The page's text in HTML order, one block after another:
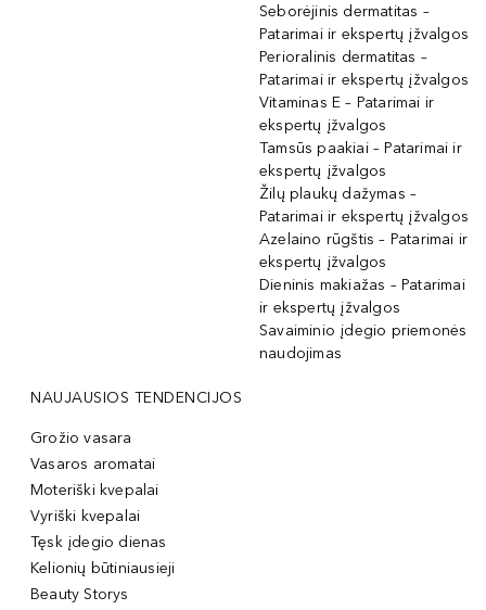
Seborėjinis dermatitas –
Patarimai ir ekspertų įžvalgos
Perioralinis dermatitas –
Patarimai ir ekspertų įžvalgos
Vitaminas E – Patarimai ir
ekspertų įžvalgos
Tamsūs paakiai – Patarimai ir
ekspertų įžvalgos
Žilų plaukų dažymas –
Patarimai ir ekspertų įžvalgos
Azelaino rūgštis – Patarimai ir
ekspertų įžvalgos
Dieninis makiažas – Patarimai
ir ekspertų įžvalgos
Savaiminio įdegio priemonės
naudojimas
NAUJAUSIOS TENDENCIJOS
Grožio vasara
Vasaros aromatai
Moteriški kvepalai
Vyriški kvepalai
Tęsk įdegio dienas
Kelionių būtiniausieji
Beauty Storys